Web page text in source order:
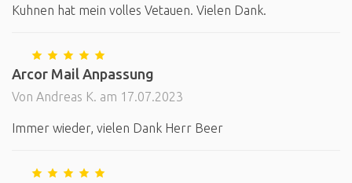
Kuhnen hat mein volles Vetauen. Vielen Dank.
Arcor Mail Anpassung
Von Andreas K. am 17.07.2023
Immer wieder, vielen Dank Herr Beer